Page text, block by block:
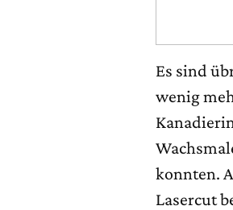
Es sind
wenig
konnten.
Lasercut